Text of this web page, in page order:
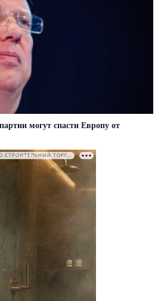
могут спасти Европу от
РЕКЛАМА • ООО СТРОИТЕЛЬНЫЙ ТОРГОВЫЙ ДОМ «ПЕТРОВИЧ». ИНН: 7802348846